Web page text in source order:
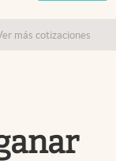
USA
más cotizaciones